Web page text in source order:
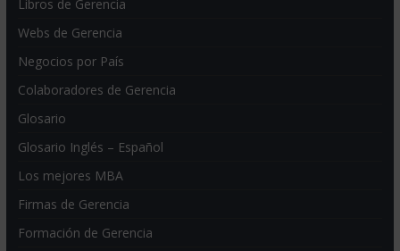
Libros de Gerencia
Webs de Gerencia
Negocios por País
Colaboradores de Gerencia
Glosario
Glosario Inglés – Español
Los mejores MBA
Firmas de Gerencia
Formación de Gerencia